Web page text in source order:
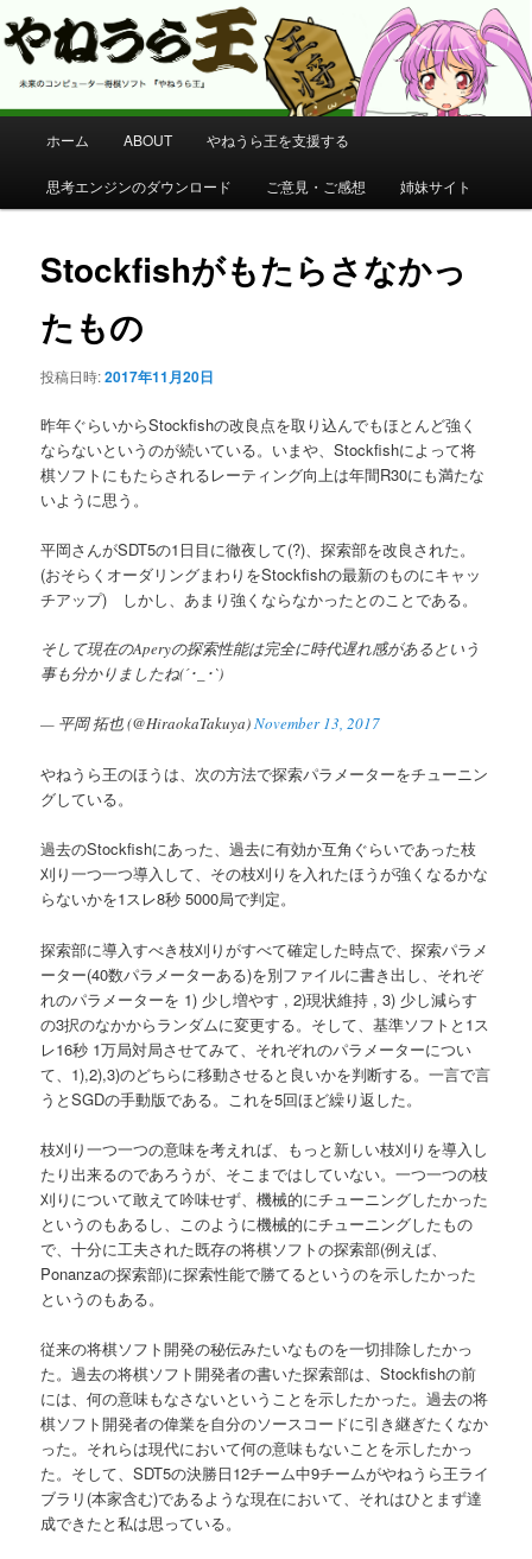
やねうら王 公式サイト
コンピューター将棋 やねうら王 公式サイト
メ
メ
イ
ン
ン
ツ
へ
移
動
ホーム ABOUT やねうら王を支援する
思考エンジンのダウンロード ご意見・ご感想 姉妹サイト
Stockfishがもたらさなかっ
たもの
投稿日時:2017年11月20日
昨年ぐらいからStockfishの改良点を取り込んでもほとんど強く
ならないというのが続いている。いまや、Stockfishによって将
棋ソフトにもたらされるレーティング向上は年間R30にも満たな
いように思う。
平岡さんがSDT5の1日目に徹夜して(?)、探索部を改良された。
(おそらくオーダリングまわりをStockfishの最新のものにキャッ
チアップ) しかし、あまり強くならなかったとのことである。
そして現在のAperyの探索性能は完全に時代遅れ感があるという
事も分かりましたね(´･_･`)
— 平岡 拓也 (@HiraokaTakuya)November 13, 2017
やねうら王のほうは、次の方法で探索パラメーターをチューニン
グしている。
過去のStockfishにあった、過去に有効か互角ぐらいであった枝
刈り一つ一つ導入して、その枝刈りを入れたほうが強くなるかな
らないかを1スレ8秒 5000局で判定。
探索部に導入すべき枝刈りがすべて確定した時点で、探索パラメ
ーター(40数パラメーターある)を別ファイルに書き出し、それぞ
れのパラメーターを 1) 少し増やす , 2)現状維持 , 3) 少し減らす
の3択のなかからランダムに変更する。そして、基準ソフトと1ス
レ16秒 1万局対局させてみて、それぞれのパラメーターについ
て、1),2),3)のどちらに移動させると良いかを判断する。一言で言
うとSGDの手動版である。これを5回ほど繰り返した。
枝刈り一つ一つの意味を考えれば、もっと新しい枝刈りを導入し
たり出来るのであろうが、そこまではしていない。一つ一つの枝
刈りについて敢えて吟味せず、機械的にチューニングしたかった
というのもあるし、このように機械的にチューニングしたもの
で、十分に工夫された既存の将棋ソフトの探索部(例えば、
Ponanzaの探索部)に探索性能で勝てるというのを示したかった
というのもある。
従来の将棋ソフト開発の秘伝みたいなものを一切排除したかっ
た。過去の将棋ソフト開発者の書いた探索部は、Stockfishの前
には、何の意味もなさないということを示したかった。過去の将
棋ソフト開発者の偉業を自分のソースコードに引き継ぎたくなか
った。それらは現代において何の意味もないことを示したかっ
た。そして、SDT5の決勝日12チーム中9チームがやねうら王ライ
ブラリ(本家含む)であるような現在において、それはひとまず達
成できたと私は思っている。